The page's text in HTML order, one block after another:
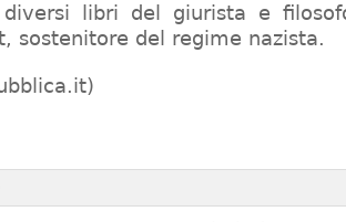
diversi libri del giurista e
sostenitore del regime nazista.